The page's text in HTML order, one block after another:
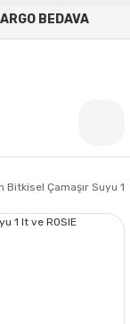
BEDAVA
Bitkisel Çamaşır Suyu 1